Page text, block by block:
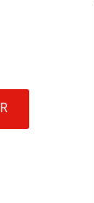
votre email
ENVOYER MA